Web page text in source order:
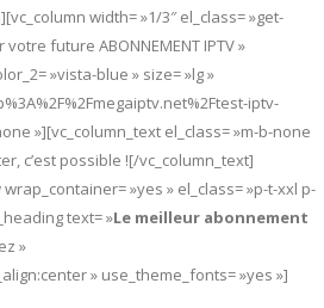
width= »1/3″ el_class= »get-
future ABONNEMENT IPTV »
»vista-blue » size= »lg »
iptv-
»][vc_column_text el_class= »m-b-none
c’est possible ![/vc_column_text]
»yes » el_class= »p-t-xxl p-
text= »Le meilleur abonnement
»
» use_theme_fonts= »yes »]